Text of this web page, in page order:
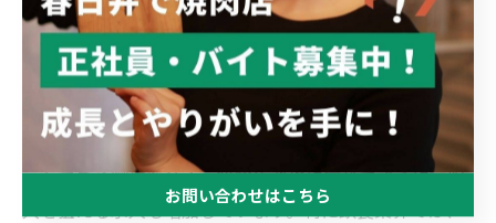
正社員大募集による高収入仕事の幅広い選択肢
正社員大募集が行われている愛知県春日井市では、さま
ざまな業種で高収入を目指せる仕事が用意されていま
す。飲食業や製造業、サービス業など、未経験からスタ
ートできる職種も多く、経験や資格に応じてさらに高収
入を狙える求人も増加しています。特に飲食業界では、
お問い合わせはこちら